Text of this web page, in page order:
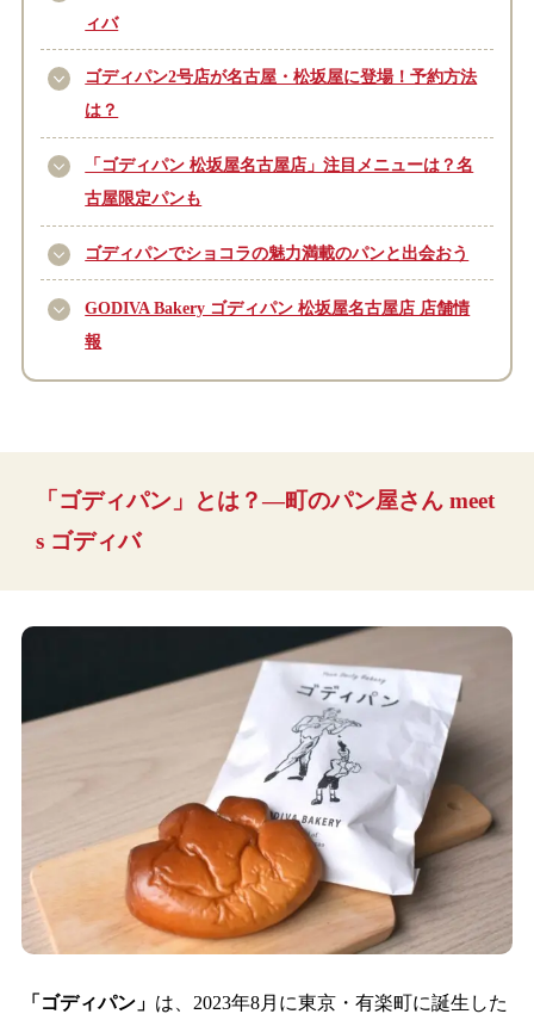
ィバ
ゴディパン2号店が名古屋・松坂屋に登場！予約方法
は？
「ゴディパン 松坂屋名古屋店」注目メニューは？名
古屋限定パンも
ゴディパンでショコラの魅力満載のパンと出会おう
GODIVA Bakery ゴディパン 松坂屋名古屋店 店舗情
報
「ゴディパン」とは？―町のパン屋さん meet
s ゴディバ
「ゴディパン」 は、2023年8月に東京・有楽町に誕生した